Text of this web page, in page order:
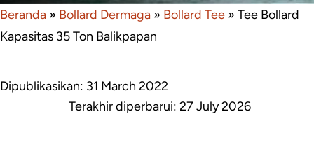
Beranda » Bollard Dermaga » Bollard Tee » Tee Bollard
Kapasitas 35 Ton Balikpapan
Dipublikasikan: 31 March 2022
Terakhir diperbarui:27 July 2026